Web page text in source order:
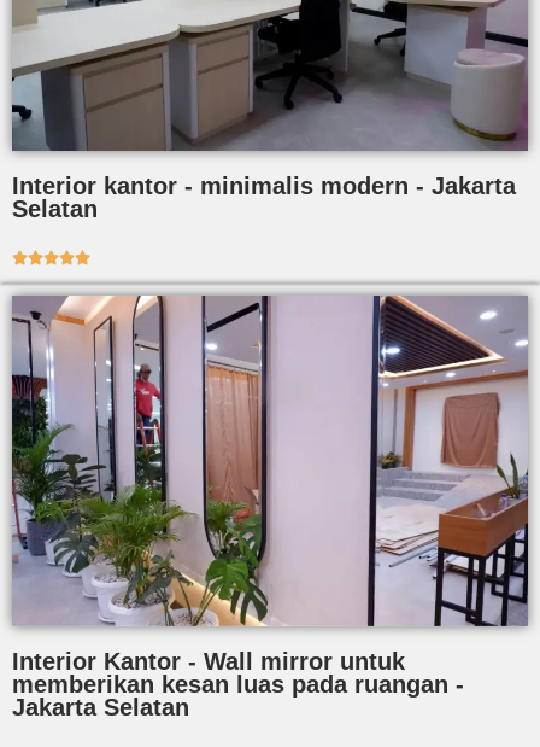
Interior kantor - minimalis modern - Jakarta
Selatan

Interior Kantor - Wall mirror untuk
memberikan kesan luas pada ruangan -
Jakarta Selatan